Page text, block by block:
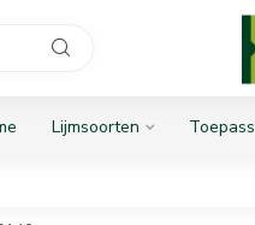
Lijmsoorten